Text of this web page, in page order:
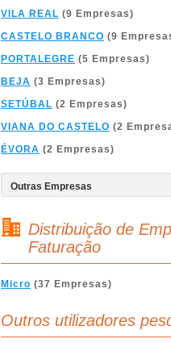
VILA REAL (9 Empresas)
CASTELO BRANCO (9
PORTALEGRE (5 Empresas)
BEJA (3 Empresas)
SETÚBAL (2 Empresas)
VIANA DO CASTELO (2
ÉVORA (2 Empresas)
Distribuição de
Faturação
Micro (37 Empresas)
Outros utilizadores